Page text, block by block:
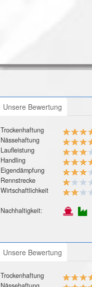
Unsere Bewertung
Trockenhaftung
Nässehaftung
Laufleistung
Handling
Eigendämpfung
Rennstrecke
Wirtschaftlichkeit
Nachhaltigkeit:
Unsere Bewertung
Trockenhaftung